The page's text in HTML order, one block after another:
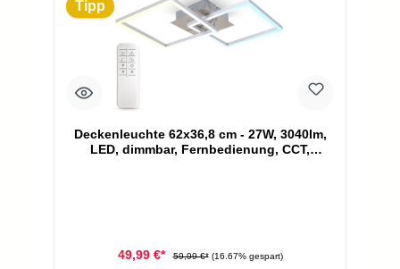
Tipp
Deckenleuchte 62x36,8 cm - 27W, 3040lm,
LED, dimmbar, Fernbedienung, CCT,
49,99 €* 59,99 €* (16.67% gespart)